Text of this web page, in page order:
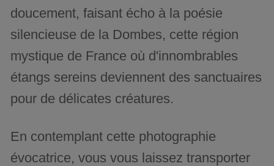
doucement, faisant écho à la poésie
silencieuse de la Dombes, cette région
mystique de France où d'innombrables
étangs sereins deviennent des sanctuaires
pour de délicates créatures.
En contemplant cette photographie
évocatrice, vous vous laissez transporter